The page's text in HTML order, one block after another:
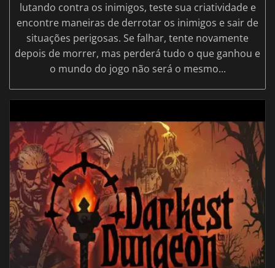
lutando contra os inimigos, teste sua criatividade e
encontre maneiras de derrotar os inimigos e sair de
situações perigosas. Se falhar, tente novamente
depois de morrer, mas perderá tudo o que ganhou e
o mundo do jogo não será o mesmo...